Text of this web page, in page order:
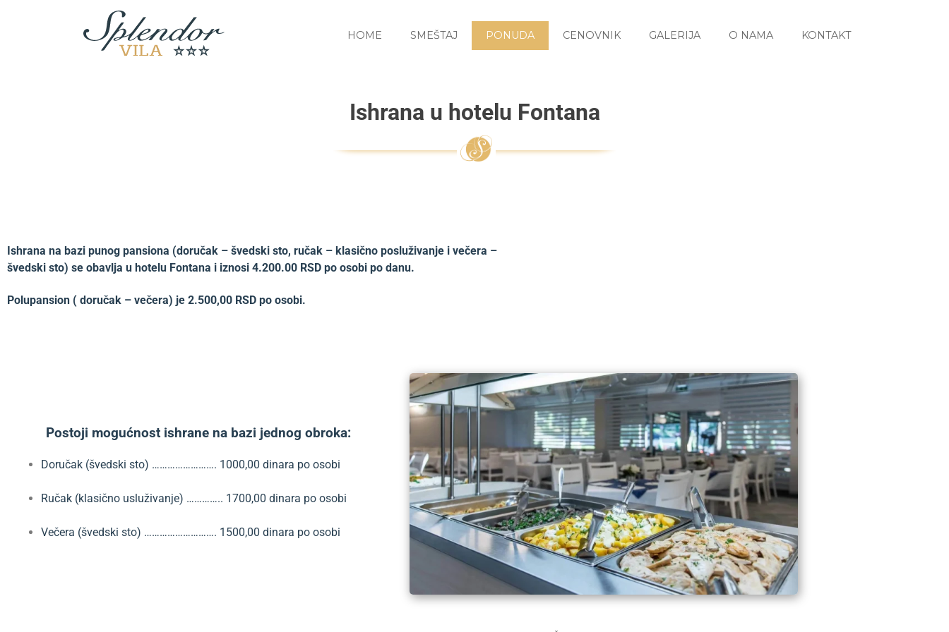
HOME SMEŠTAJ PONUDA CENOVNIK GALERIJA O NAMA KONTAKT
Ishrana u hotelu Fontana
Ishrana na bazi punog pansiona (doručak – švedski sto, ručak – klasično posluživanje i večera –
švedski sto) se obavlja u hotelu Fontana i iznosi 4.200.00 RSD po osobi po danu.
Polupansion ( doručak – večera) je 2.500,00 RSD po osobi.
Postoji mogućnost ishrane na bazi jednog obroka:
Doručak (švedski sto) ……………………. 1000,00 dinara po osobi
Ručak (klasično usluživanje) ………….. 1700,00 dinara po osobi
Večera (švedski sto) ………………………. 1500,00 dinara po osobi